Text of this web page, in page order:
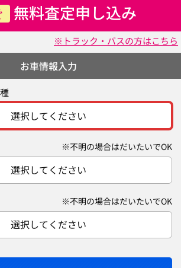
無料査定申し込み
※トラック・バスの方はこちら
お車情報入力
選択してください
※不明の場合はだいたいでOK
選択してください
※不明の場合はだいたいでOK
選択してください